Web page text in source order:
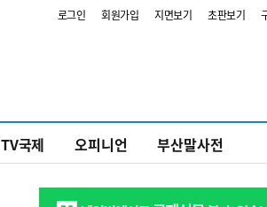
로그인 회원가입 지면보기 초판보기
TV국제 오피니언 부산말사전